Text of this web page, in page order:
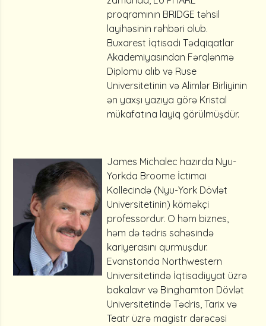
proqramının BRIDGE təhsil
layihəsinin rəhbəri olub.
Buxarest İqtisadi Tədqiqatlar
Akademiyasından Fərqlənmə
Diplomu alıb və Ruse
Universitetinin və Alimlər Birliyinin
ən yaxşı yazıya görə Kristal
mükafatına layiq görülmüşdür.
James Michalec hazırda Nyu-
Yorkda Broome İctimai
Kollecində (Nyu-York Dövlət
Universitetinin) köməkçi
professordur. O həm biznes,
həm də tədris sahəsində
kariyerasını qurmuşdur.
Evanstonda Northwestern
Universitetində İqtisadiyyat üzrə
bakalavr və Binghamton Dövlət
Universitetində Tədris, Tarix və
Teatr üzrə magistr dərəcəsi